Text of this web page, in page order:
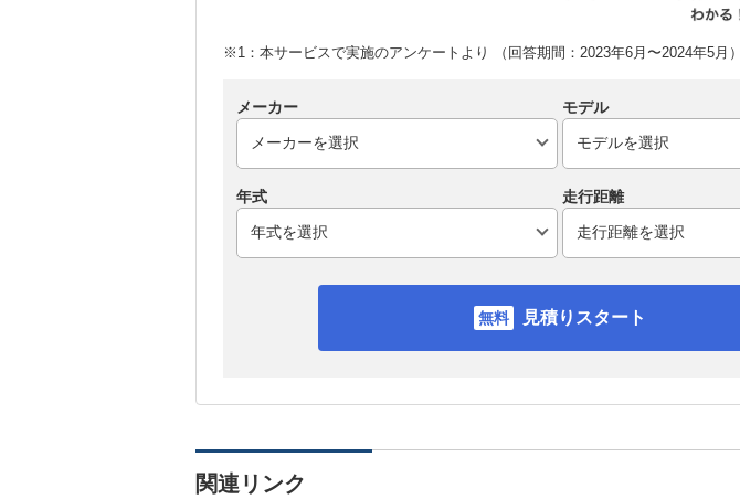
※1：本サービスで実施のアンケートより （回答期間：2023年6月〜2024年5月）
メーカー モデル
年式 走行距離
見積りスタート
関連リンク